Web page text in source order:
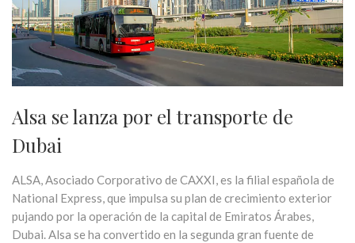
Alsa se lanza por el transporte de
Dubai
ALSA, Asociado Corporativo de CAXXI, es la filial española de
National Express, que impulsa su plan de crecimiento exterior
pujando por la operación de la capital de Emiratos Árabes,
Dubai. Alsa se ha convertido en la segunda gran fuente de